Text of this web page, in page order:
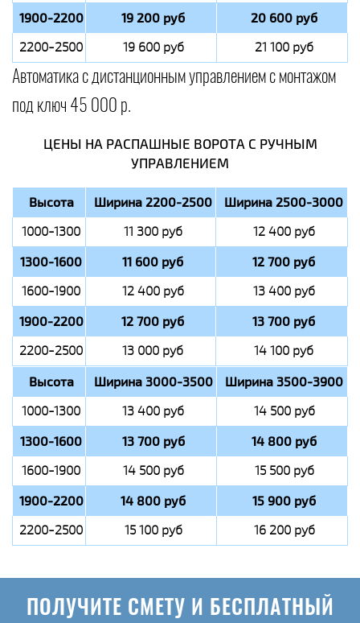
1900-2200 19 200 руб 20 600 руб
2200-2500 19 600 руб 21 100 руб
Автоматика с дистанционным управлением с монтажом
под ключ 45 000 р.
ЦЕНЫ НА РАСПАШНЫЕ ВОРОТА С РУЧНЫМ
УПРАВЛЕНИЕМ
Высота Ширина 2200-2500 Ширина 2500-3000
1000-1300 11 300 руб 12 400 руб
1300-1600 11 600 руб 12 700 руб
1600-1900 12 400 руб 13 400 руб
1900-2200 12 700 руб 13 700 руб
2200-2500 13 000 руб 14 100 руб
Высота Ширина 3000-3500 Ширина 3500-3900
1000-1300 13 400 руб 14 500 руб
1300-1600 13 700 руб 14 800 руб
1600-1900 14 500 руб 15 500 руб
1900-2200 14 800 руб 15 900 руб
2200-2500 15 100 руб 16 200 руб
ПОЛУЧИТЕ СМЕТУ И БЕСПЛАТНЫЙ